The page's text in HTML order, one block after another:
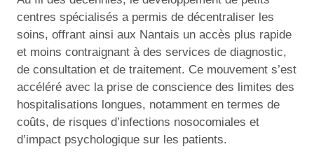
centres spécialisés a permis de décentraliser les
soins, offrant ainsi aux Nantais un accès plus rapide
et moins contraignant à des services de diagnostic,
de consultation et de traitement. Ce mouvement s’est
accéléré avec la prise de conscience des limites des
hospitalisations longues, notamment en termes de
coûts, de risques d’infections nosocomiales et
d’impact psychologique sur les patients.